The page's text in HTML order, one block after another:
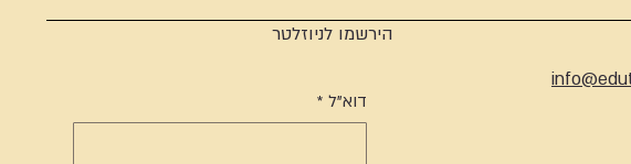
הירשמו לניוזלטר
דוא"ל *